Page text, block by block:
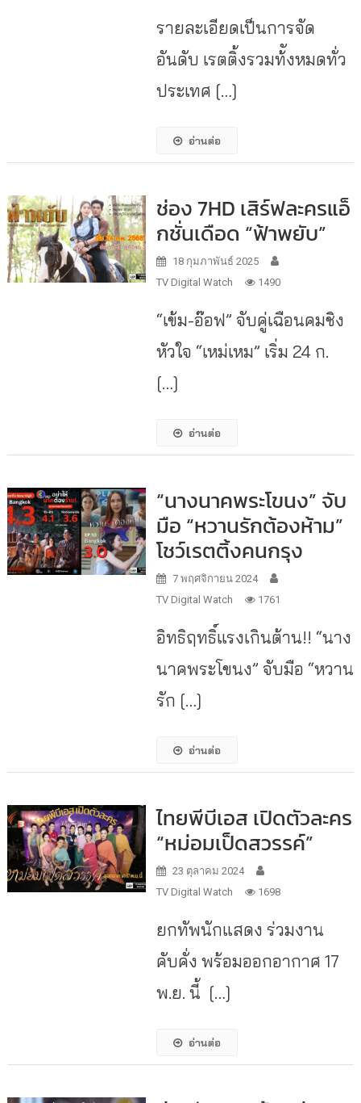
รายละเอียดเป็นการจัด
อันดับ เรตติ้งรวมท้ังหมดทั่ว
ประเทศ […]
อ่านต่อ
ช่อง 7HD เสิร์ฟละครแอ็
กชั่นเดือด “ฟ้าพยับ”
18 กุมภาพันธ์ 2025
TV Digital Watch
1490
“เข้ม-อ๊อฟ” จับคู่เฉือนคมชิง
หัวใจ “เหม่เหม” เริ่ม 24 ก.
[…]
อ่านต่อ
“นางนาคพระโขนง” จับ
มือ “หวานรักต้องห้าม”
โชว์เรตติ้งคนกรุง
7 พฤศจิกายน 2024
TV Digital Watch
1761
อิทธิฤทธิ์แรงเกินต้าน!! “นาง
นาคพระโขนง” จับมือ “หวาน
รัก […]
อ่านต่อ
ไทยพีบีเอส เปิดตัวละคร
“หม่อมเป็ดสวรรค์”
23 ตุลาคม 2024
TV Digital Watch
1698
ยกทัพนักแสดง ร่วมงาน
คับคั่ง พร้อมออกอากาศ 17
พ.ย. นี้ […]
อ่านต่อ